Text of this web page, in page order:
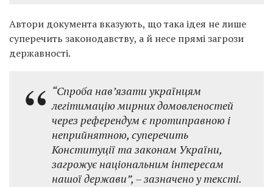
Автори документа вказують, що така ідея не лише
суперечить законодавству, а й несе прямі загрози
державності.
“Спроба нав’язати українцям
легітимацію мирних домовленостей
через референдум є протиправною і
неприйнятною, суперечить
Конституції та законам України,
загрожує національним інтересам
нашої держави”, – зазначено у тексті.